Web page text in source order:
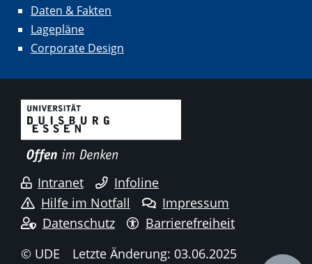
Daten & Fakten
Lagepläne
Corporate Design
Intranet
Infoline
Hilfe im Notfall
Impressum
Datenschutz
Barrierefreiheit
© UDE
Letzte Änderung: 03.06.2025